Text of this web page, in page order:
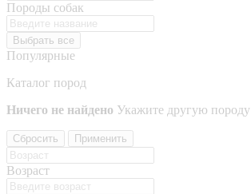
Породы собак
Выбрать все
Популярные
Каталог пород
Ничего не найдено Укажите другую породу
Сбросить Применить
Возраст